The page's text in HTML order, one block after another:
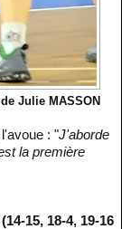
Julie MASSON
l'avoue : "J'aborde
la première
15, 18-4, 19-16